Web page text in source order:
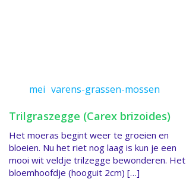
mei varens-grassen-mossen
Trilgraszegge (Carex brizoides)
Het moeras begint weer te groeien en
bloeien. Nu het riet nog laag is kun je een
mooi wit veldje trilzegge bewonderen. Het
bloemhoofdje (hooguit 2cm) […]